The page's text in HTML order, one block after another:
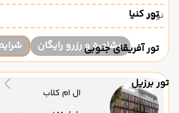
تور کنیا
تور آفریقای جنوبی
تور برزیل
نوزاد
مشاوره و رزرو رایگان
ال ام کلاب